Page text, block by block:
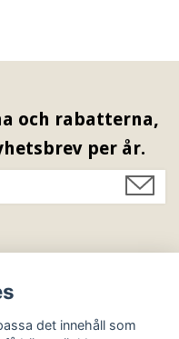
och rabatterna,
per år.
det innehåll som